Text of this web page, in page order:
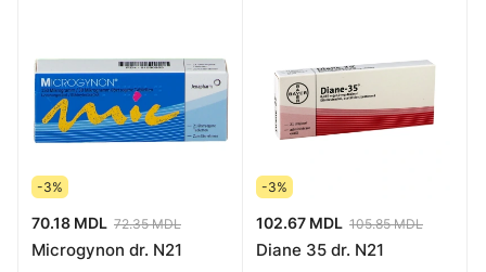
-3%
70.18 MDL 72.35 MDL
Microgynon dr. N21
-3%
102.67 MDL 105.85 MDL
Diane 35 dr. N21